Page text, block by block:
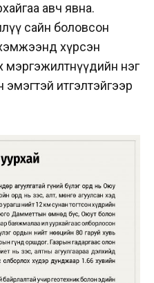
авч явна.
сайн боловсон
хүрсэн
мэргэжилтнүүдийн нэг
эмэгтэй итгэлтэйгээр